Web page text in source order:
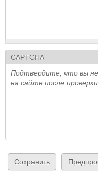
CAPTCHA
Подтвердите, что вы
на сайте после